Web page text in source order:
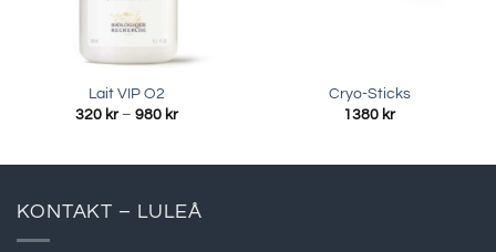
Lait VIP O2
320 kr – 980 krPrisintervall:
Cryo-Sticks
1380 kr
KONTAKT – LULEÅ